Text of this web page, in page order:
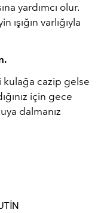
yardımcı olur.
ışığın varlığıyla
kulağa cazip gelse
için gece
dalmanız